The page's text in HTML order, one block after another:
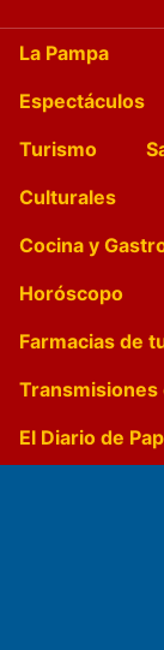
La Pampa
Espectáculos
Turismo
Culturales
Cocina y
Horóscopo
Farmacias de
Transmisiones
El Diario de